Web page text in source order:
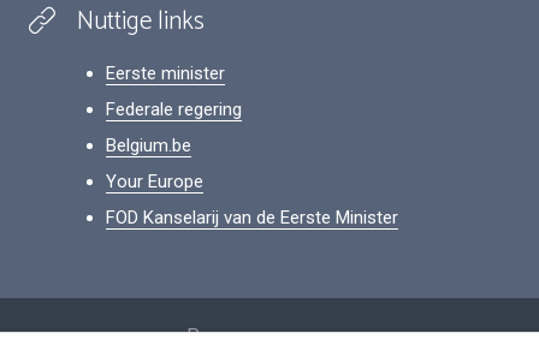
Nuttige links
Eerste minister
Federale regering
Belgium.be
Your Europe
FOD Kanselarij van de Eerste Minister
Persoonsgegevens